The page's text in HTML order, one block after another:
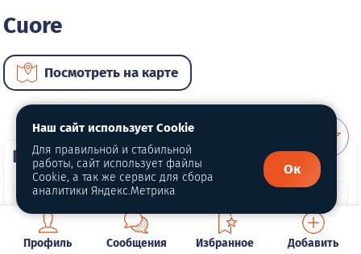
Cuore
Посмотреть на карте
ВИП автомобили
Профиль Сообщения Избранное Добавить
Наш сайт использует Cookie
Для правильной и стабильной
работы, сайт использует файлы
Cookie, а так же сервис для сбора
аналитики Яндекс.Метрика
Ок